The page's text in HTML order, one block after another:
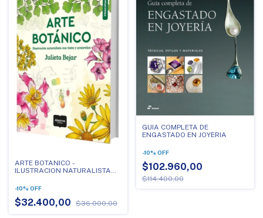
ARTE BOTANICO -
ILUSTRACION NATURALISTA
-10% OFF
$32.400,00 $36.000,00
GUIA COMPLETA DE
ENGASTADO EN JOYERIA
-10% OFF
$102.960,00
$114.400,00